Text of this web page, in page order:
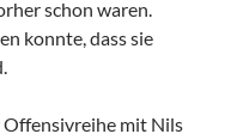
schon waren.
konnte, dass sie
Offensivreihe mit Nils